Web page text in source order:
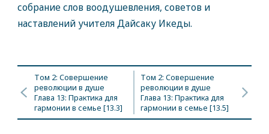
собрание слов воодушевления, советов и
наставлений учителя Дайсаку Икеды.
Том 2: Совершение
революции в душе
Глава 13: Практика для
гармонии в семье [13.3]
Том 2: Совершение
революции в душе
Глава 13: Практика для
гармонии в семье [13.5]